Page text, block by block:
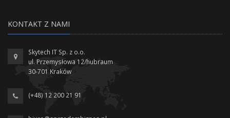
KONTAKT Z NAMI
Skytech IT Sp. z o.o.
ul. Przemysłowa 12/hubraum
30-701 Kraków
(+48) 12 200 21 91